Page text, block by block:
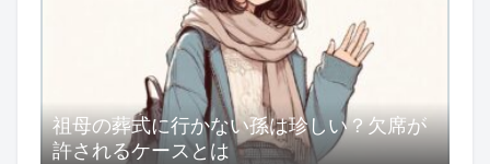
祖母の葬式に行かない孫は珍しい？欠席が
許されるケースとは